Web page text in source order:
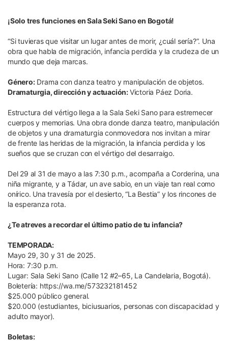
¡Solo tres funciones en Sala Seki Sano en Bogotá!
“Si tuvieras que visitar un lugar antes de morir, ¿cuál sería?”. Una
obra que habla de migración, infancia perdida y la crudeza de un
mundo que deja marcas.
Género:Drama con danza teatro y manipulación de objetos.
Dramaturgia, dirección y actuación:Victoria Páez Doria.
Estructura del vértigo llega a la Sala Seki Sano para estremecer
cuerpos y memorias. Una obra donde danza teatro, manipulación
de objetos y una dramaturgia conmovedora nos invitan a mirar
de frente las heridas de la migración, la infancia perdida y los
sueños que se cruzan con el vértigo del desarraigo.
Del 29 al 31 de mayo a las 7:30 p.m., acompaña a Corderina, una
niña migrante, y a Tádar, un ave sabio, en un viaje tan real como
onírico. Una travesía por el desierto, “La Bestia” y los rincones de
la esperanza rota.
¿Te atreves a recordar el último patio de tu infancia?
TEMPORADA:
Mayo 29, 30 y 31 de 2025.
Hora: 7:30 p.m.
Lugar: Sala Seki Sano (Calle 12 #2–65, La Candelaria, Bogotá).
Boletería: https://wa.me/573232181452
$25.000 público general.
$20.000 (estudiantes, biciusuarios, personas con discapacidad y
adulto mayor).
Boletas: